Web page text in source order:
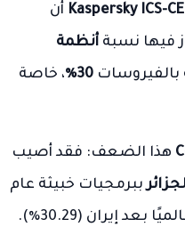
Kaspersky ICS- أن
فيها نسبة أنظمة
بالفيروسات 30٪
، خاصة
هذا الضعف: فقد أصيب
ببرمجيات خبيثة عام